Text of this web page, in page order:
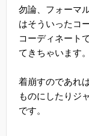
勿論、フォーマ
はそういったコ
コーディネート
てきちゃいます。
着崩すのであれ
ものにしたりジ
です。